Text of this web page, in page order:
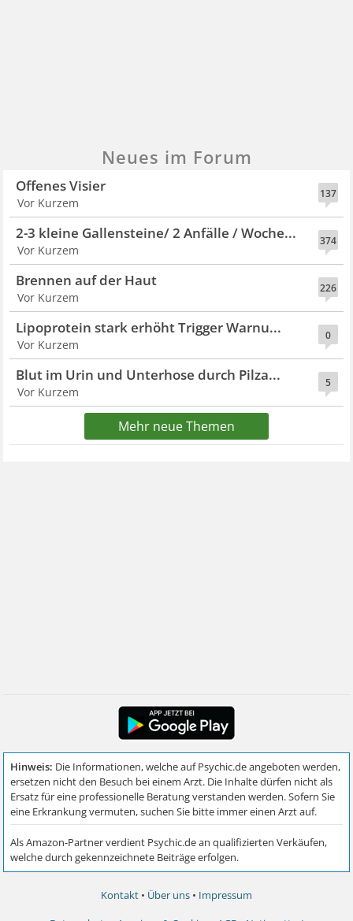
Neues im Forum
137
Offenes Visier
Vor Kurzem
374
2-3 kleine Gallensteine/ 2 Anfälle / Woche...
Vor Kurzem
226
Brennen auf der Haut
Vor Kurzem
0
Lipoprotein stark erhöht Trigger Warnu...
Vor Kurzem
5
Blut im Urin und Unterhose durch Pilza...
Vor Kurzem
Mehr neue Themen
Kontakt • Über uns • Impressum